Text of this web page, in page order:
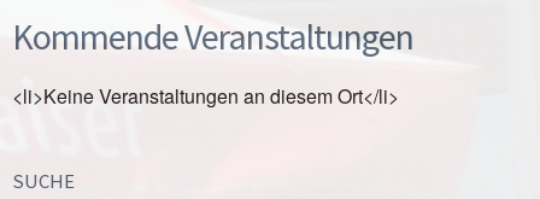
Kommende Veranstaltungen
<li>Keine Veranstaltungen an diesem Ort</li>
SUCHE